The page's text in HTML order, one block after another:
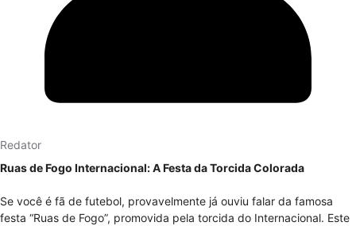
Redator
Ruas de Fogo Internacional: A Festa da Torcida Colorada
Se você é fã de futebol, provavelmente já ouviu falar da famosa
festa “Ruas de Fogo”, promovida pela torcida do Internacional. Este